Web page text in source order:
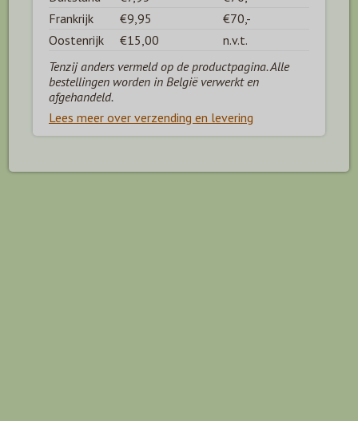
Frankrijk
€9,95
€70,-
Oostenrijk
€15,00
n.v.t.
Tenzij anders vermeld op de productpagina. Alle
bestellingen worden in België verwerkt en
afgehandeld.
Lees meer over verzending en levering